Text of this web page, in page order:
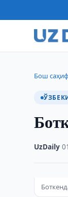
Бош
UzDaily ·